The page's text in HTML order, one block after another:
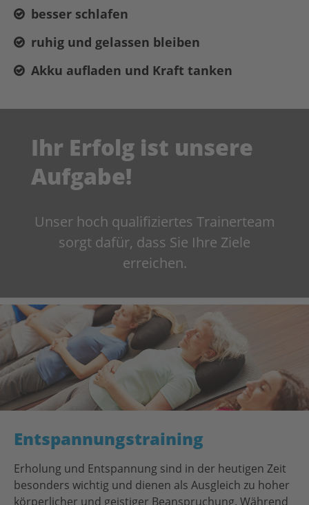
besser schlafen
ruhig und gelassen bleiben
Akku aufladen und Kraft tanken
Ihr Erfolg ist unsere
Aufgabe!
Unser hoch qualifiziertes Trainerteam
sorgt dafür, dass Sie Ihre Ziele
erreichen.
Entspannungstraining
Erholung und Entspannung sind in der heutigen Zeit
besonders wichtig und dienen als Ausgleich zu hoher
körperlicher und geistiger Beanspruchung. Während